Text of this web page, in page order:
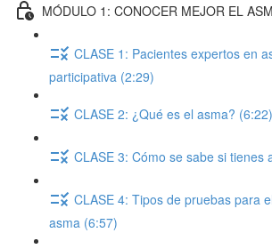
MÓDULO 1: CONOCER MEJOR EL
CLASE 1: Pacientes expertos en
participativa (2:29)
CLASE 2: ¿Qué es el asma? (6:22)
CLASE 3: Cómo se sabe si tienes
CLASE 4: Tipos de pruebas para
asma (6:57)